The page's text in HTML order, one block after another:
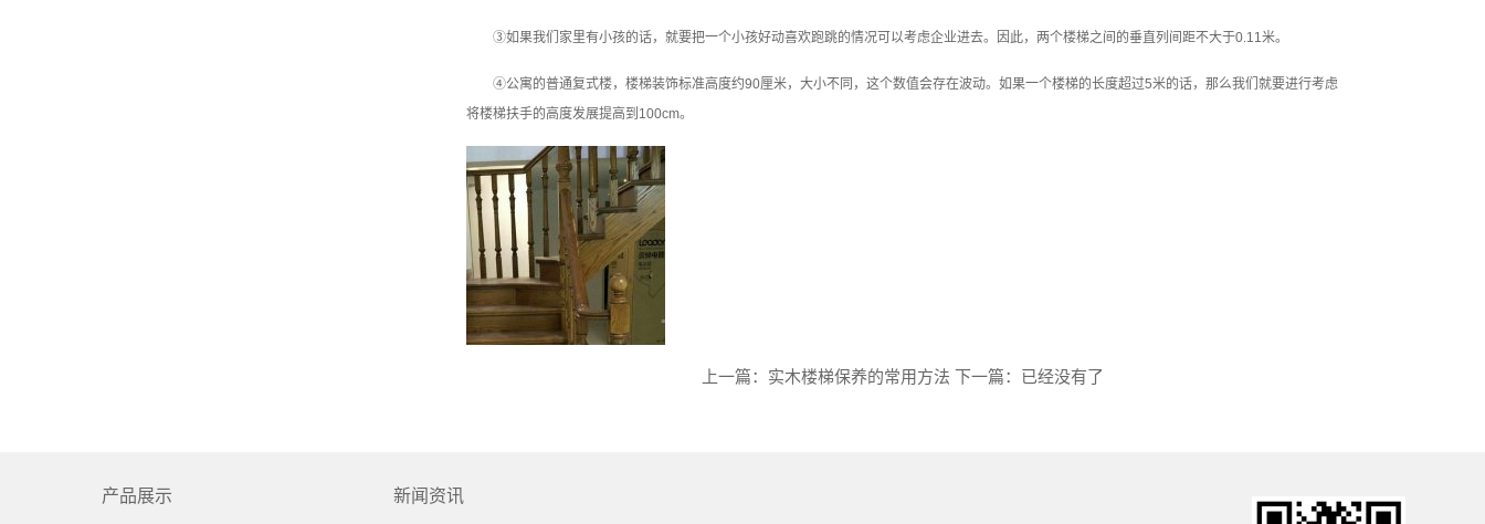
③如果我们家里有小孩的话，就要把一个小孩好动喜欢跑跳的情况可以考虑企业进去。因此，两个楼梯之间的垂直列间距不大于0.11米。
④公寓的普通复式楼，楼梯装饰标准高度约90厘米，大小不同，这个数值会存在波动。如果一个楼梯的长度超过5米的话，那么我们就要进行考虑
将楼梯扶手的高度发展提高到100cm。
上一篇：实木楼梯保养的常用方法 下一篇：已经没有了
产品展示 新闻资讯